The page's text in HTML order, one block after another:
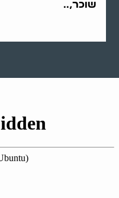
שוכר,..